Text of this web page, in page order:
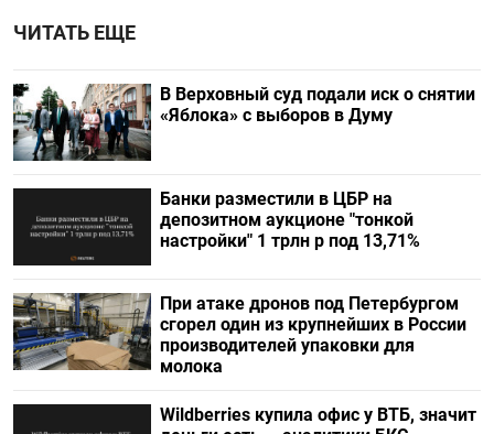
ЧИТАТЬ ЕЩЕ
В Верховный суд подали иск о снятии
«Яблока» с выборов в Думу
Банки разместили в ЦБР на
депозитном аукционе "тонкой
настройки" 1 трлн р под 13,71%
При атаке дронов под Петербургом
сгорел один из крупнейших в России
производителей упаковки для
молока
Wildberries купила офис у ВТБ, значит